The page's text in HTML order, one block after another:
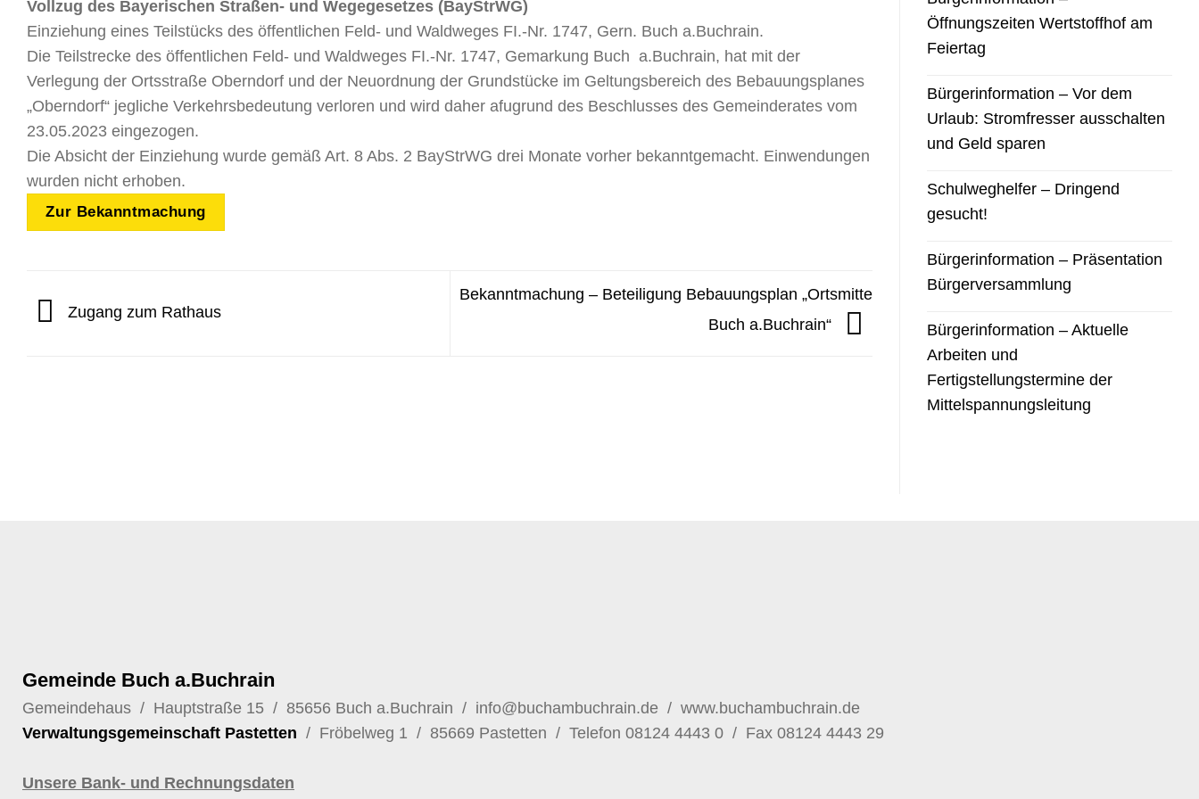
Vollzug des Bayerischen Straßen- und Wegegesetzes (BayStrWG)
Einziehung eines Teilstücks des öffentlichen Feld- und Waldweges FI.-Nr. 1747, Gern. Buch a.Buchrain.
Die Teilstrecke des öffentlichen Feld- und Waldweges FI.-Nr. 1747, Gemarkung Buch a.Buchrain, hat mit der
Verlegung der Ortsstraße Oberndorf und der Neuordnung der Grundstücke im Geltungsbereich des Bebauungsplanes
„Oberndorf“ jegliche Verkehrsbe­deutung verloren und wird daher afugrund des Beschlusses des Gemeinderates vom
23.05.2023 eingezogen.
Die Absicht der Einziehung wurde gemäß Art. 8 Abs. 2 BayStrWG drei Monate vorher be­kanntgemacht. Einwendungen
wurden nicht erhoben.
Zur Bekanntmachung
Zugang zum Rathaus
Bekanntmachung – Beteiligung Bebauungsplan „Ortsmitte
Buch a.Buchrain“
Öffnungszeiten Wertstoffhof am
Feiertag
Bürgerinformation – Vor dem
Urlaub: Stromfresser ausschalten
und Geld sparen
Schulweghelfer – Dringend
gesucht!
Bürgerinformation – Präsentation
Bürgerversammlung
Bürgerinformation – Aktuelle
Arbeiten und
Fertigstellungstermine der
Mittelspannungsleitung
Gemeinde Buch a.Buchrain
Gemeindehaus / Hauptstraße 15 / 85656 Buch a.Buchrain / info@buchambuchrain.de / www.buchambuchrain.de
Verwaltungsgemeinschaft Pastetten / Fröbelweg 1 / 85669 Pastetten / Telefon 08124 4443 0 / Fax 08124 4443 29
Unsere Bank- und Rechnungsdaten